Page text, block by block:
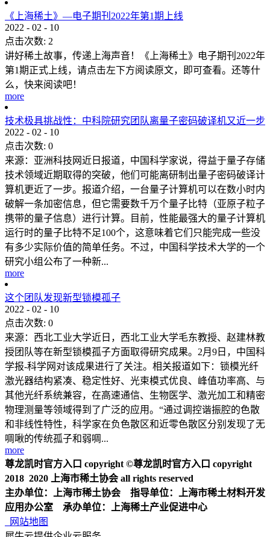
《上海稀土》—电子期刊2022年第1期上线
2022 - 02 - 10
点击次数: 2
讲好稀土故事，传递上海声音！《上海稀土》电子期刊2022年
第1期正式上线，请点击左下方阅读原文，即可查看。还等什
么，快来阅读吧！
more
技术极具挑战性：中科院研究团队离量子密码破译机又近一步
2022 - 02 - 10
点击次数: 0
来源：亚洲科技网近日报道，中国科学家说，得益于量子存储
技术领域近期取得的突破，他们可能离研制出量子密码破译计
算机更近了一步。报道介绍，一台量子计算机可以在数小时内
破解一条加密信息，但它需要数千万个量子比特（亚原子粒子
携带的量子信息）进行计算。目前，性能最强大的量子计算机
运行时的量子比特不足100个，这意味着它们只能完成一些没
有多少实际价值的简单任务。不过，中国科学技术大学的一个
研究小组公布了一种新...
more
这个团队发现新型锁模孤子
2022 - 02 - 10
点击次数: 0
来源：西北工业大学近日，西北工业大学毛东教授、赵建林教
授团队等在新型锁模孤子方面取得研究成果。2月9日，中国科
学报-科学网对该成果进行了关注。相关报道如下：锁模光纤
激光器结构紧凑、稳定性好、光束模式优良、峰值功率高、与
其他光纤系统兼容，在高速通信、生物医学、激光加工和精密
物理测量等领域得到了广泛的应用。“通过调控谐振腔的色散
和非线性特性，科学家在负色散区和近零色散区分别发现了无
啁啾的传统孤子和弱啁...
more
尊龙凯时官方入口 copyright ©尊龙凯时官方入口 copyright
2018 2020 上海市稀土协会 all rights reserved
主办单位：上海市稀土协会 指导单位：上海市稀土材料开发
应用办公室 承办单位：上海稀土产业促进中心
网站地图